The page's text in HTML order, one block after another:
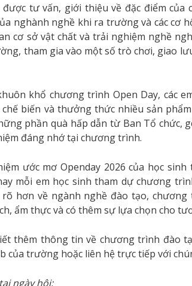
tư vấn, giới thiệu về đặc điểm
nghành nghề khi ra trường và các cơ
cơ sở vật chất và trải nghiệm nghề
tham gia vào một số trò chơi, giao
khổ chương trình Open Day, các
biến và thưởng thức nhiều sản
phần quà hấp dẫn từ Ban Tổ chức,
đáng nhớ tại chương trình.
ước mơ Openday 2026 của học
mỗi em học sinh tham dự chương
rõ hơn về ngành nghề đào tạo,
ẩm thực và có thêm sự lựa chọn cho
thêm thông tin về chương trình đào
của trường hoặc liên hệ trực tiếp với
ngày hội: